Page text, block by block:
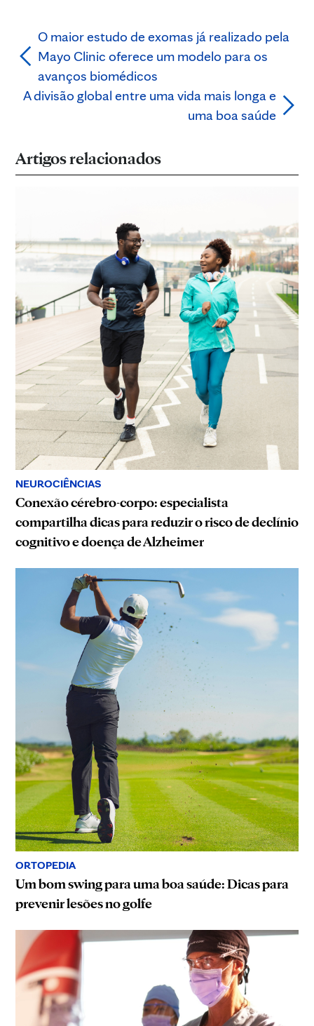
O maior estudo de exomas já realizado pela
Mayo Clinic oferece um modelo para os
avanços biomédicos
A divisão global entre uma vida mais longa e
uma boa saúde
Artigos relacionados
NEUROCIÊNCIAS
Conexão cérebro-corpo: especialista
compartilha dicas para reduzir o risco de declínio
cognitivo e doença de Alzheimer
ORTOPEDIA
Um bom swing para uma boa saúde: Dicas para
prevenir lesões no golfe